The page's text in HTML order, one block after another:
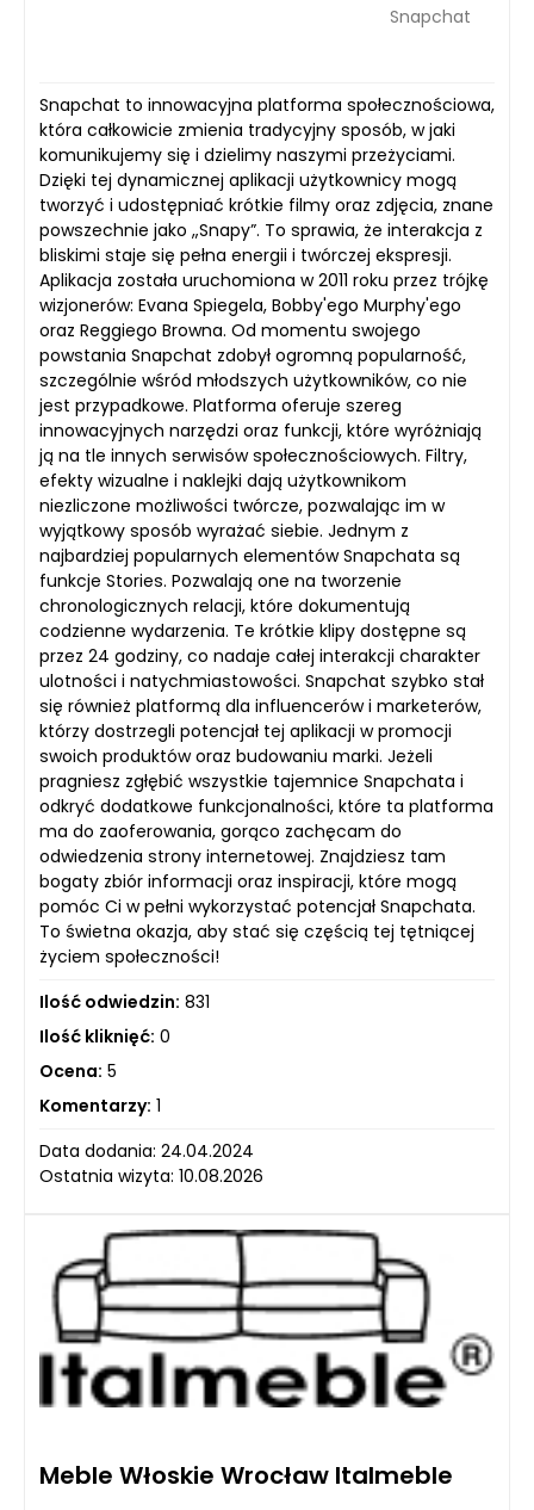
Snapchat
Snapchat to innowacyjna platforma społecznościowa,
która całkowicie zmienia tradycyjny sposób, w jaki
komunikujemy się i dzielimy naszymi przeżyciami.
Dzięki tej dynamicznej aplikacji użytkownicy mogą
tworzyć i udostępniać krótkie filmy oraz zdjęcia, znane
powszechnie jako „Snapy”. To sprawia, że interakcja z
bliskimi staje się pełna energii i twórczej ekspresji.
Aplikacja została uruchomiona w 2011 roku przez trójkę
wizjonerów: Evana Spiegela, Bobby'ego Murphy'ego
oraz Reggiego Browna. Od momentu swojego
powstania Snapchat zdobył ogromną popularność,
szczególnie wśród młodszych użytkowników, co nie
jest przypadkowe. Platforma oferuje szereg
innowacyjnych narzędzi oraz funkcji, które wyróżniają
ją na tle innych serwisów społecznościowych. Filtry,
efekty wizualne i naklejki dają użytkownikom
niezliczone możliwości twórcze, pozwalając im w
wyjątkowy sposób wyrażać siebie. Jednym z
najbardziej popularnych elementów Snapchata są
funkcje Stories. Pozwalają one na tworzenie
chronologicznych relacji, które dokumentują
codzienne wydarzenia. Te krótkie klipy dostępne są
przez 24 godziny, co nadaje całej interakcji charakter
ulotności i natychmiastowości. Snapchat szybko stał
się również platformą dla influencerów i marketerów,
którzy dostrzegli potencjał tej aplikacji w promocji
swoich produktów oraz budowaniu marki. Jeżeli
pragniesz zgłębić wszystkie tajemnice Snapchata i
odkryć dodatkowe funkcjonalności, które ta platforma
ma do zaoferowania, gorąco zachęcam do
odwiedzenia strony internetowej. Znajdziesz tam
bogaty zbiór informacji oraz inspiracji, które mogą
pomóc Ci w pełni wykorzystać potencjał Snapchata.
To świetna okazja, aby stać się częścią tej tętniącej
życiem społeczności!
Ilość odwiedzin: 831
Ilość kliknięć: 0
Ocena: 5
Komentarzy: 1
Data dodania: 24.04.2024
Ostatnia wizyta: 10.08.2026
Meble Włoskie Wrocław Italmeble